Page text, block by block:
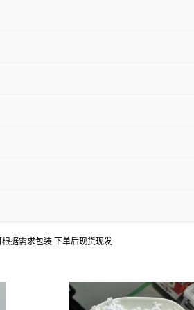
根据需求包装 下单后现货现发